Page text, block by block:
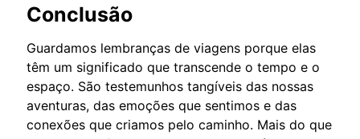
Conclusão
Guardamos lembranças de viagens porque elas
têm um significado que transcende o tempo e o
espaço. São testemunhos tangíveis das nossas
aventuras, das emoções que sentimos e das
conexões que criamos pelo caminho. Mais do que